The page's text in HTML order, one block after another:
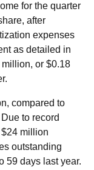
for the quarter
after
expenses
as detailed in
or $0.18
compared to
to record
million
outstanding
59 days last year.